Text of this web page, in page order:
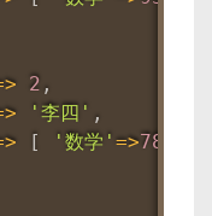
> 2 ,
> '李四' ,
> [ '数学' =>78